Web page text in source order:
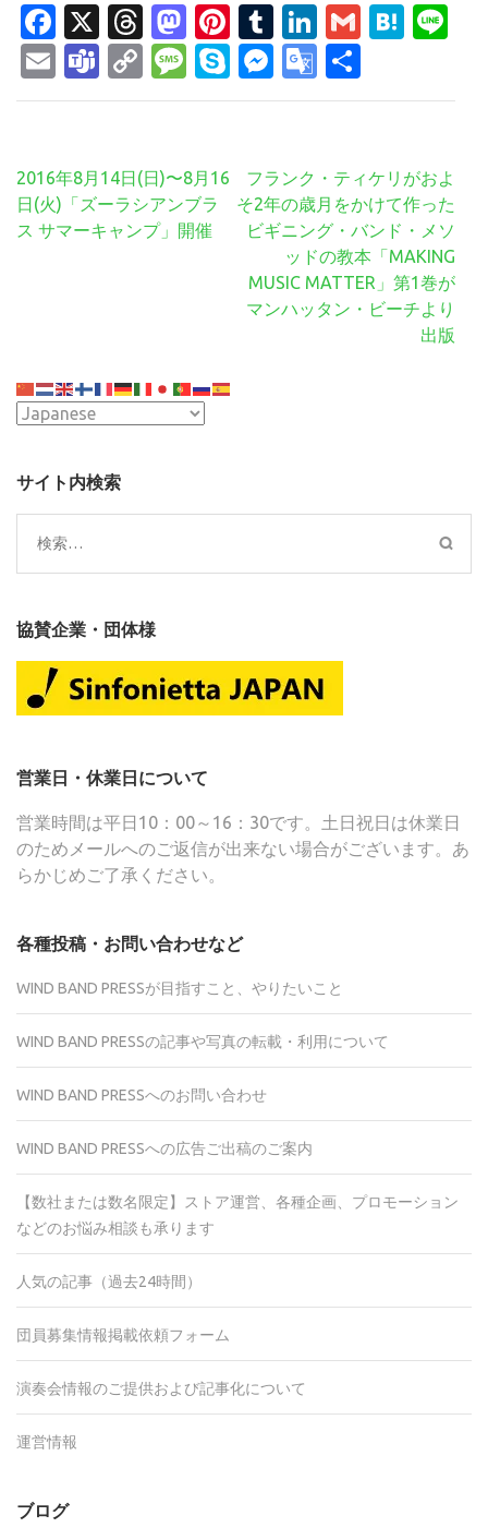
Facebook
X Threads
Mastodon
Pinterest
Tumblr
LinkedIn
Gmail
EmailTeams
Copy
Link
Message
SkypeMessenger
Google
Translate
有
投
稿
ナ
ン
2016年8月14日(日)〜8月16
日(火)「ズーラシアンブラ
ス サマーキャンプ」開催
フランク・ティケリがおよ
そ2年の歳月をかけて作った
ビギニング・バンド・メソ
ッドの教本「MAKING
MUSIC MATTER」第1巻が
マンハッタン・ビーチより
出版
サイト内検索
検
索:
協賛企業・団体様
営業日・休業日について
営業時間は平日10：00～16：30です。土日祝日は休業日
のためメールへのご返信が出来ない場合がございます。あ
らかじめご了承ください。
各種投稿・お問い合わせなど
WIND BAND PRESSが目指すこと、やりたいこと
WIND BAND PRESSの記事や写真の転載・利用について
WIND BAND PRESSへのお問い合わせ
WIND BAND PRESSへの広告ご出稿のご案内
【数社または数名限定】ストア運営、各種企画、プロモーション
などのお悩み相談も承ります
人気の記事（過去24時間）
団員募集情報掲載依頼フォーム
演奏会情報のご提供および記事化について
運営情報
ブログ